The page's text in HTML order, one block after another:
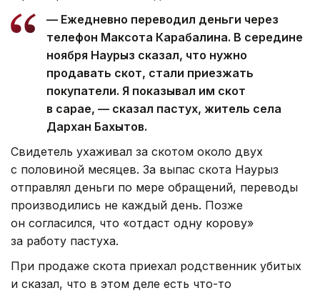
— Ежедневно переводил деньги через
телефон Максота Карабалина. В середине
ноября Наурыз сказал, что нужно
продавать скот, стали приезжать
покупатели. Я показывал им скот
в сарае, — сказал пастух, житель села
Дархан Бахытов.
Свидетель ухаживал за скотом около двух
с половиной месяцев. За выпас скота Наурыз
отправлял деньги по мере обращений, переводы
производились не каждый день. Позже
он согласился, что «отдаст одну корову»
за работу пастуха.
При продаже скота приехал родственник убитых
и сказал, что в этом деле есть что-то